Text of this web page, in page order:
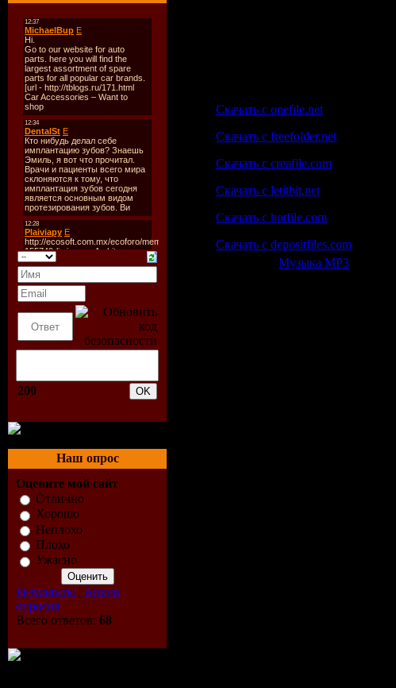
200
Наш опрос
Оцените мой сайт
Отлично
Хорошо
Неплохо
Плохо
Ужасно
Результаты | Архив
опросов
Всего ответов: 68
Скачать с onefile.net
Скачать с freefolder.net
Скачать с creafile.com
Скачать с letitbit.net
Скачать с hotfile.com
Скачать с depositfiles.com
Музыка МР3